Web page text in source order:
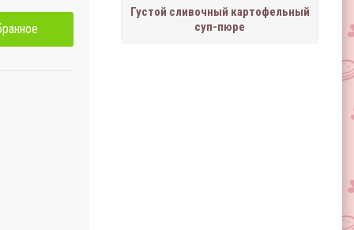
Густой сливочный картофельный
суп-пюре